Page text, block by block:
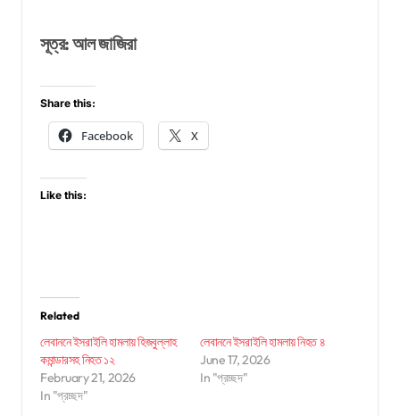
সূত্র: আল জাজিরা
Share this:
Facebook X
Like this:
Related
লেবাননে ইসরাইলি হামলায় হিজবুল্লাহ
কমান্ডারসহ নিহত ১২
February 21, 2026
In "প্রচ্ছদ"
লেবাননে ইসরাইলি হামলায় নিহত ৪
June 17, 2026
In "প্রচ্ছদ"